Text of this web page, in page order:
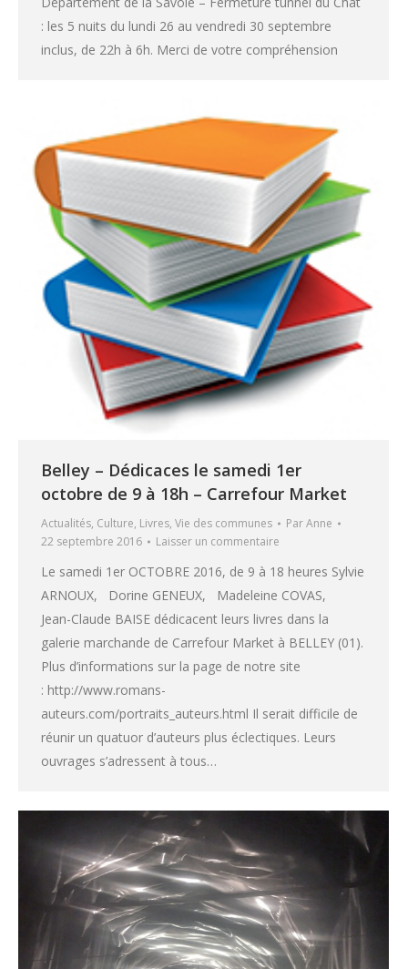
: les 5 nuits du lundi 26 au vendredi 30 septembre
inclus, de 22h à 6h. Merci de votre compréhension
Belley – Dédicaces le samedi 1er
octobre de 9 à 18h – Carrefour Market
Actualités, Culture, Livres, Vie des communes ParAnne
22 septembre 2016
Laisser un commentaire
Le samedi 1er OCTOBRE 2016, de 9 à 18 heures Sylvie
ARNOUX, Dorine GENEUX, Madeleine COVAS,
Jean-Claude BAISE dédicacent leurs livres dans la
galerie marchande de Carrefour Market à BELLEY (01).
Plus d’informations sur la page de notre site
: http://www.romans-
auteurs.com/portraits_auteurs.html Il serait difficile de
réunir un quatuor d’auteurs plus éclectiques. Leurs
ouvrages s’adressent à tous…